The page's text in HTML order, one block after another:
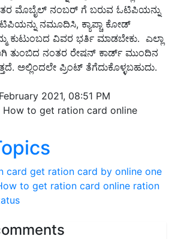
ಮೊಬೈಲ್ ನಂಬರ್ ಗೆ ಬರುವ ಓಟಿಪಿಯನ್ನು
ನಮೂದಿಸಿ, ಕ್ಯಾಪ್ಚಾ ಕೋಡ್
ವಿವರ ಭರ್ತಿ ಮಾಡಬೇಕು. ಎಲ್ಲಾ
ತುಂಬಿದ ನಂತರ ರೇಷನ್ ಕಾರ್ಡ್ ಮುಂದಿನ
ಅಲ್ಲಿಂದಲೇ ಪ್ರಿಂಟ್ ತೆಗೆದುಕೊಳ್ಳಬಹುದು.
2021, 08:51 PM
How to get ration card online
card get ration card by online one
to get ration card online ration